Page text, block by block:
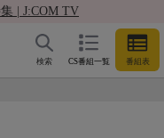
| J:COM TV
CS番組一覧 番組表
検索